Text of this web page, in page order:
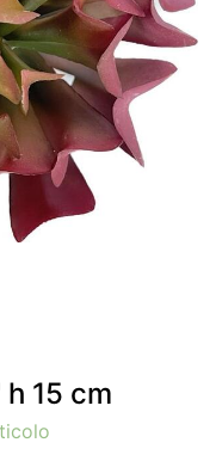
15 cm